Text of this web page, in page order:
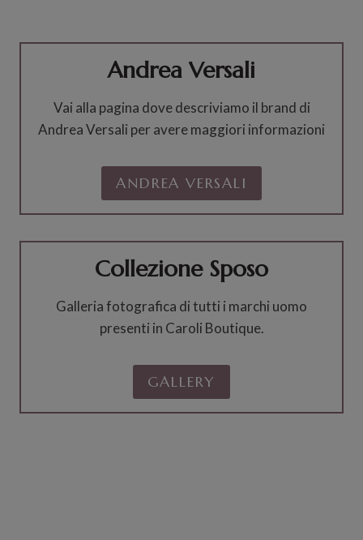
Andrea Versali
Vai alla pagina dove descriviamo il brand di
Andrea Versali per avere maggiori informazioni
ANDREA VERSALI
Collezione Sposo
Galleria fotografica di tutti i marchi uomo
presenti in Caroli Boutique.
GALLERY